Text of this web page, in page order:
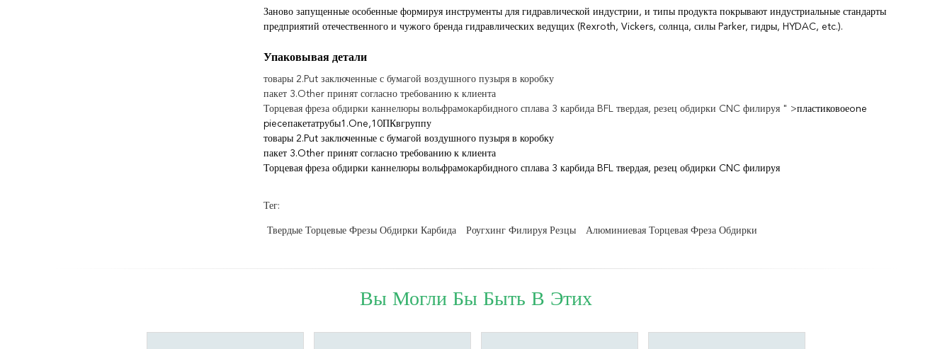
Заново запущенные особенные формируя инструменты для гидравлической индустрии, и типы продукта покрывают индустриальные стандарты
предприятий отечественного и чужого бренда гидравлических ведущих (Rexroth, Vickers, солнца, силы Parker, гидры, HYDAC, etc.).
Упаковывая детали
товары 2.Put заключенные с бумагой воздушного пузыря в коробку
пакет 3.Other принят согласно требованию к клиента
Торцевая фреза обдирки каннелюры вольфрамокарбидного сплава 3 карбида BFL твердая, резец обдирки CNC филируя " >пластиковоеone
pieceпакетатрубы1.One,10ПКвгруппу
товары 2.Put заключенные с бумагой воздушного пузыря в коробку
пакет 3.Other принят согласно требованию к клиента
Торцевая фреза обдирки каннелюры вольфрамокарбидного сплава 3 карбида BFL твердая, резец обдирки CNC филируя
Тег:
Твердые Торцевые Фрезы Обдирки Карбида Роугхинг Филируя Резцы Алюминиевая Торцевая Фреза Обдирки
Вы Могли Бы Быть В Этих